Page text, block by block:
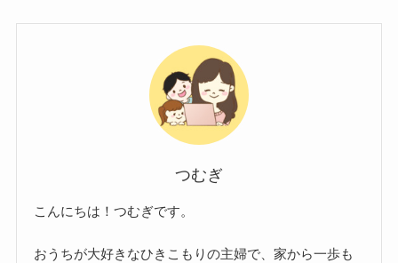
つむぎ
こんにちは！つむぎです。
おうちが大好きなひきこもりの主婦で、家から一歩も